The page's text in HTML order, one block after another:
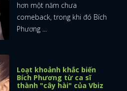
hơn một năm chưa
comeback, trong khi đó Bích
Phương ...
Loạt khoảnh khắc biến
Bích Phương từ ca sĩ
thành "cây hài" của Vbiz